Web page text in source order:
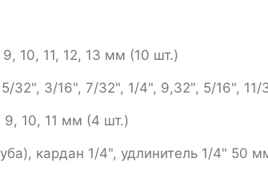
10, 11, 12, 13 мм (10 шт.)
3/16", 7/32", 1/4", 9,32", 5/16", 11/
9, 10, 11 мм (4 шт.)
кардан 1/4", удлинитель 1/4" 50